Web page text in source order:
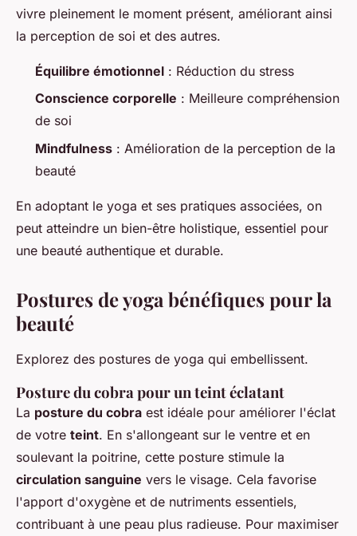
vivre pleinement le moment présent, améliorant ainsi
la perception de soi et des autres.
Équilibre émotionnel : Réduction du stress
Conscience corporelle : Meilleure compréhension
de soi
Mindfulness : Amélioration de la perception de la
beauté
En adoptant le yoga et ses pratiques associées, on
peut atteindre un bien-être holistique, essentiel pour
une beauté authentique et durable.
Postures de yoga bénéfiques pour la
beauté
Explorez des postures de yoga qui embellissent.
Posture du cobra pour un teint éclatant
La posture du cobra est idéale pour améliorer l'éclat
de votre teint. En s'allongeant sur le ventre et en
soulevant la poitrine, cette posture stimule la
circulation sanguine vers le visage. Cela favorise
l'apport d'oxygène et de nutriments essentiels,
contribuant à une peau plus radieuse. Pour maximiser